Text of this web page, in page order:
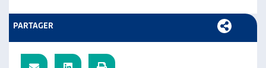
JOURNÉES D’AUTOMNE
PARTAGER